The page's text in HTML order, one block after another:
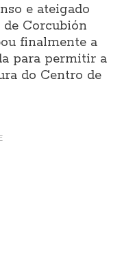
e ateigado
de Corcubión
finalmente a
para permitir a
do Centro de